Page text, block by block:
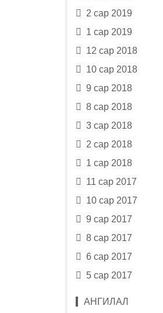
2 сар 2019
1 сар 2019
12 сар 2018
10 сар 2018
9 сар 2018
8 сар 2018
3 сар 2018
2 сар 2018
1 сар 2018
11 сар 2017
10 сар 2017
9 сар 2017
8 сар 2017
6 сар 2017
5 сар 2017
АНГИЛАЛ